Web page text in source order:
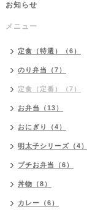
お知らせ
メニュー
定食（特選）（6）
のり弁当（7）
定食（定番）（7）
お弁当（13）
おにぎり（4）
明太子シリーズ（4）
プチお弁当（6）
丼物（8）
カレー（6）